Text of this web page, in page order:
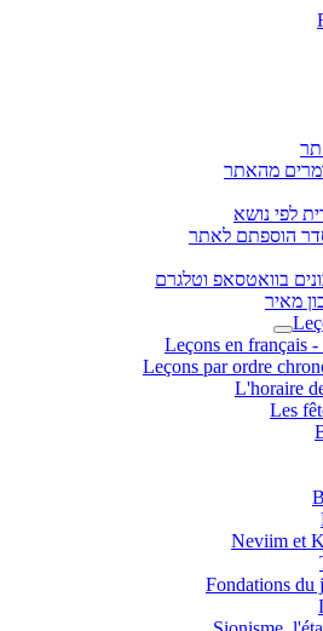
מהאתר
לפי נושא
הוספתם לאתר
בוואטסאפ וטלגרם
מאיר
Leçons en français -
Leçons par ordre
L'horaire
Les
Neviim et
Fondations du